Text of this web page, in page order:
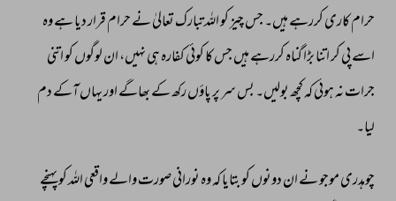
حرام کاری کررہے ہیں۔ جس چیز کو اللہ تبارک تعالیٰ نے حرام قرار دیا ہے وہ
اسے پی کر اتنا بڑا گناہ کررہے ہیں جس کا کوئی کفارہ ہی نہیں، ان لوگوں کو اتنی
جرات نہ ہوئی کہ کچھ بولیں۔ بس سر پر پاؤں رکھ کے بھاگے اور یہاں آکے دم
لیا۔
چوہدری موجو نے ان دونوں کو بتایا کہ وہ نورانی صورت والے واقعی اللہ کو پہنچے